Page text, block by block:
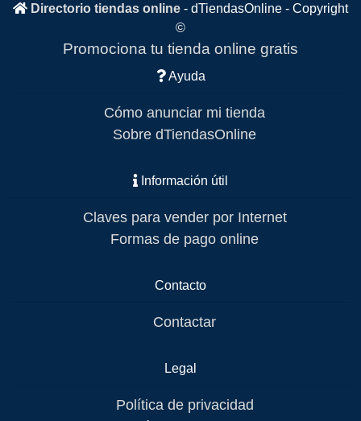
Directorio tiendas online - dTiendasOnline - Copyright
©
Promociona tu tienda online gratis
Ayuda
Cómo anunciar mi tienda
Sobre dTiendasOnline
Información útil
Claves para vender por Internet
Formas de pago online
Contacto
Contactar
Legal
Política de privacidad